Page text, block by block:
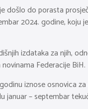
došlo do porasta
2024. godine, koju
izdataka za njih,
Federacije BiH.
iznose osnovica
januar – septembar